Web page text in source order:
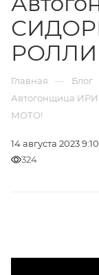
Главная — Блог
Автогонщица
МОТО!
14 августа 2023 9:10
324